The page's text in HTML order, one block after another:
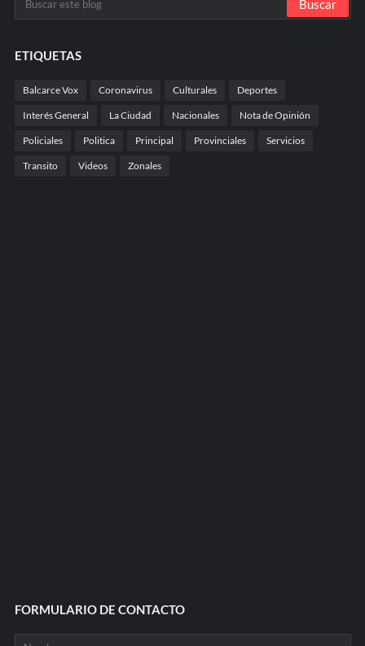
ETIQUETAS
Balcarce Vox Coronavirus Culturales Deportes
Interés General La Ciudad Nacionales Nota de Opinión
Policiales Politica Principal Provinciales Servicios
Transito Videos Zonales
FORMULARIO DE CONTACTO